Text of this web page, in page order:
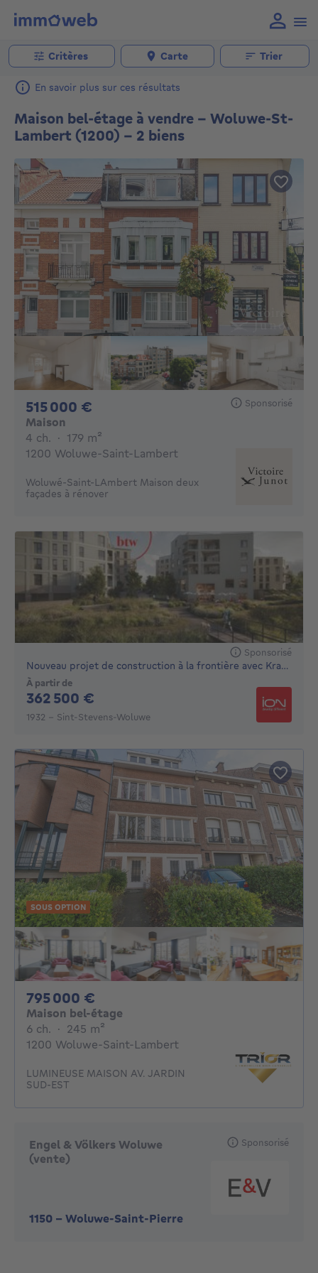
Critères Carte Trier
En savoir plus sur ces résultats
Maison bel-étage à vendre - Woluwe-St-
Lambert (1200) - 2 biens
515 000 € Sponsorisé
Maison
4 ch. 4 chambres
· 179 m²
1200 Woluwe-Saint-Lambert
Woluwé-Saint-LAmbert Maison deux
façades à rénover
Sponsorisé
Nouveau projet de construction à la frontière avec Kraain...
À partir de
362 500 €
1932 - Sint-Stevens-Woluwe
SOUS OPTION
795 000 €
Maison bel-étage
6 ch. 6 chambres
· 245 m²
1200 Woluwe-Saint-Lambert
LUMINEUSE MAISON AV. JARDIN
SUD-EST
Engel & Völkers Woluwe
(vente)
1150 - Woluwe-Saint-Pierre
Sponsorisé